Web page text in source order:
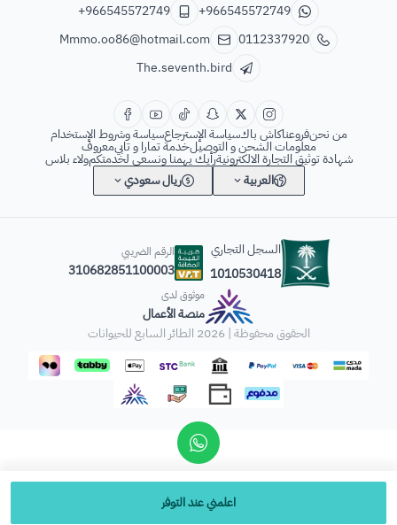
اعلمني عند التوفر
+966545572749
+966545572749
0112337920
Mmmo.oo86@hotmail.com
The.seventh.bird
من نحنفروعناكاش باكسياسة الإسترجاعسياسة وشروط الإستخدام
معلومات الشحن و التوصيلخدمة تمارا و تابيمعروف
شهادة توثيق التجارة الالكترونيةرأيك يهمنا ونسعى لخدمتكمولاء بلاس
العربية
ريال سعودي
السجل التجاري
1010530418
الرقم الضريبي
310682851100003
موثوق لدى
منصة الأعمال
الحقوق محفوظة | 2026
الطائر السابع للحيوانات